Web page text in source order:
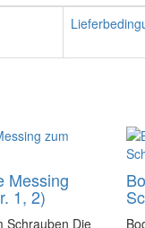
Messing
1, 2)
Schrauben Die